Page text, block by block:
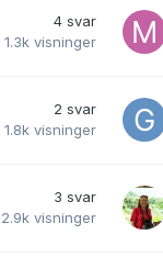
4 svar
1.3k visninger
2 svar
1.8k visninger
3 svar
2.9k visninger